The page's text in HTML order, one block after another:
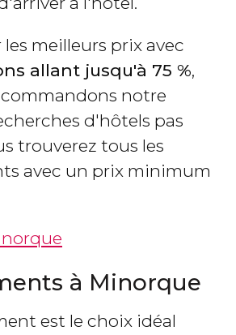
meilleurs prix avec
allant jusqu'à 75 %,
notre
d'hôtels pas
trouverez tous les
avec un prix minimum
à Minorque
est le choix idéal